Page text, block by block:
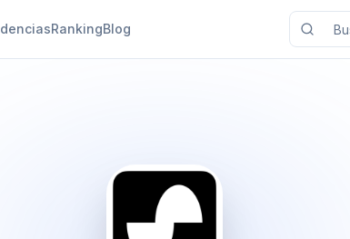
RankingBlog